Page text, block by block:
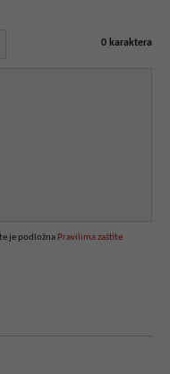
0 karaktera
je podložna Pravilima zaštite